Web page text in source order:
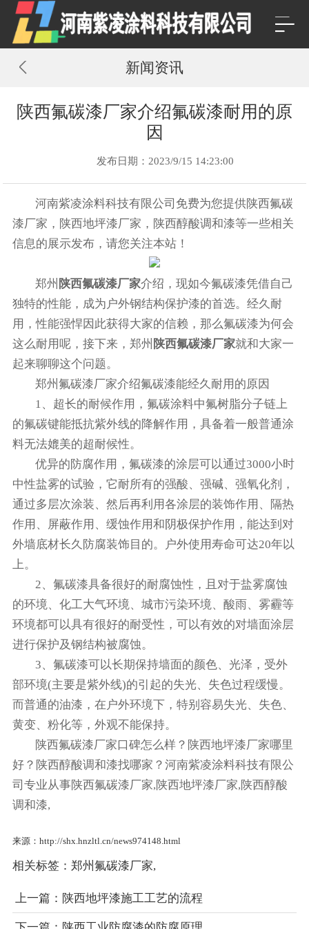
新闻资讯
陕西氟碳漆厂家介绍氟碳漆耐用的原
因
发布日期：2023/9/15 14:23:00
河南紫凌涂料科技有限公司免费为您提供陕西氟碳
漆厂家 ，陕西地坪漆厂家，陕西醇酸调和漆等一些相关
信息的展示发布，请您关注本站！
郑州 陕西氟碳漆厂家介绍，现如今氟碳漆凭借自己
独特的性能，成为户外钢结构保护漆的首选。经久耐
用，性能强悍因此获得大家的信赖，那么氟碳漆为何会
这么耐用呢，接下来，郑州 陕西氟碳漆厂家就和大家一
起来聊聊这个问题。
郑州氟碳漆厂家介绍氟碳漆能经久耐用的原因
1、超长的耐候作用，氟碳涂料中氟树脂分子链上
的氟碳键能抵抗紫外线的降解作用，具备着一般普通涂
料无法媲美的超耐候性。
优异的防腐作用，氟碳漆的涂层可以通过3000小时
中性盐雾的试验，它耐所有的强酸、强碱、强氧化剂，
通过多层次涂装、然后再利用各涂层的装饰作用、隔热
作用、屏蔽作用、缓蚀作用和阴极保护作用，能达到对
外墙底材长久防腐装饰目的。户外使用寿命可达20年以
上。
2、氟碳漆具备很好的耐腐蚀性，且对于盐雾腐蚀
的环境、化工大气环境、城市污染环境、酸雨、雾霾等
环境都可以具有很好的耐受性，可以有效的对墙面涂层
进行保护及钢结构被腐蚀。
3、氟碳漆可以长期保持墙面的颜色、光泽，受外
部环境(主要是紫外线)的引起的失光、失色过程缓慢。
而普通的油漆，在户外环境下，特别容易失光、失色、
黄变、粉化等，外观不能保持。
陕西氟碳漆厂家口碑怎么样？陕西地坪漆厂家哪里
好？陕西醇酸调和漆找哪家？河南紫凌涂料科技有限公
司专业从事陕西氟碳漆厂家,陕西地坪漆厂家,陕西醇酸
调和漆,
来源：http://shx.hnzltl.cn/news974148.html
相关标签： 郑州氟碳漆厂家,
上一篇： 陕西地坪漆施工工艺的流程